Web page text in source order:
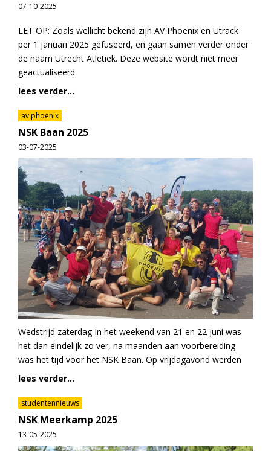
07-10-2025
LET OP: Zoals wellicht bekend zijn AV Phoenix en Utrack
per 1 januari 2025 gefuseerd, en gaan samen verder onder
de naam Utrecht Atletiek. Deze website wordt niet meer
geactualiseerd
lees verder...
av phoenix
NSK Baan 2025
03-07-2025
Wedstrijd zaterdag In het weekend van 21 en 22 juni was
het dan eindelijk zo ver, na maanden aan voorbereiding
was het tijd voor het NSK Baan. Op vrijdagavond werden
lees verder...
studentennieuws
NSK Meerkamp 2025
13-05-2025